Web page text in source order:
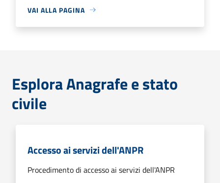
VAI ALLA PAGINA
Esplora Anagrafe e stato
civile
Accesso ai servizi dell'ANPR
Procedimento di accesso ai servizi dell'ANPR